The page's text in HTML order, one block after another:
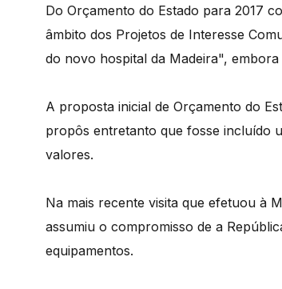
Do Orçamento do Estado para 2017
âmbito dos Projetos de Interesse
do novo hospital da Madeira",
A proposta inicial de Orçamento do
propôs entretanto que fosse incluído
valores.
Na mais recente visita que efetuou à
assumiu o compromisso de a
equipamentos.